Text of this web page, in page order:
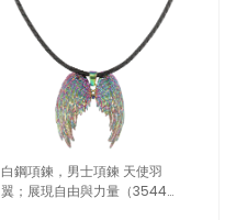
白鋼項鍊，男士項鍊 天使羽
翼；展現自由與力量（3544彩